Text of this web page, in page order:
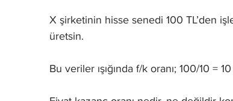
X şirketinin hisse senedi 100 TL’den
üretsin.
Bu veriler ışığında f/k oranı; 100/10 =